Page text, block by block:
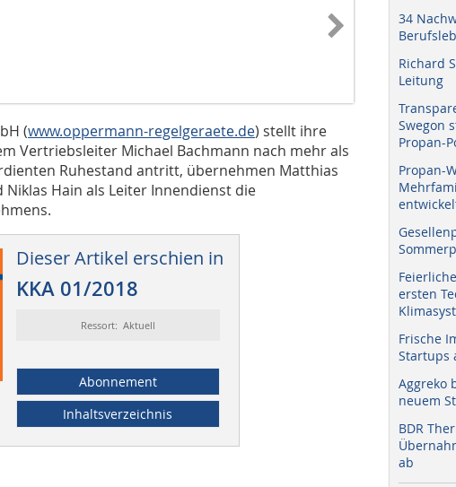
(www.oppermann-regelgeraete.de) stellt ihre
Vertriebsleiter Michael Bachmann nach mehr als
Ruhestand antritt, übernehmen Matthias
Hain als Leiter Innendienst die
Dieser Artikel erschien in
KKA 01/2018
Ressort: Aktuell
Abonnement
Inhaltsverzeichnis
34
Richard
Leitung
Swegon
Propan-
Propan-
ersten
Frische
Startups
Aggreko
neuem
BDR
ab